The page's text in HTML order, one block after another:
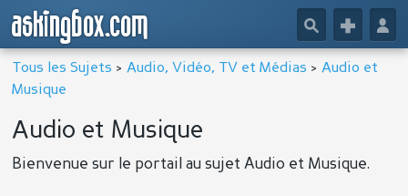
askingbox.com 👤
+
🔎
Tous les Sujets >Audio, Vidéo, TV et Médias >Audio et
Musique
Audio et Musique
Bienvenue sur le portail au sujet Audio et Musique.